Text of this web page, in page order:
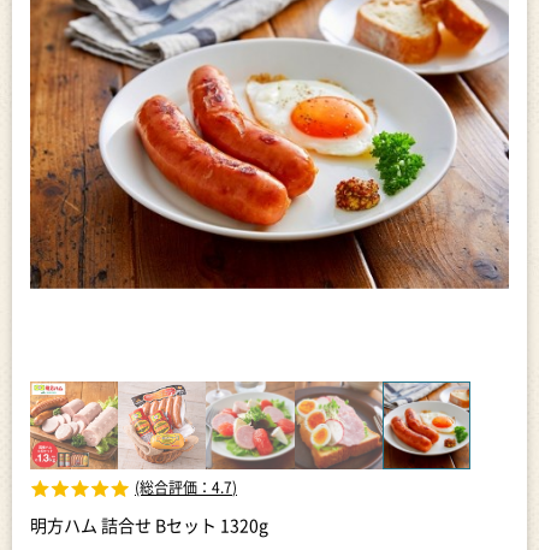
(総合評価： 4.7)
明方ハム 詰合せ Bセット 1320g